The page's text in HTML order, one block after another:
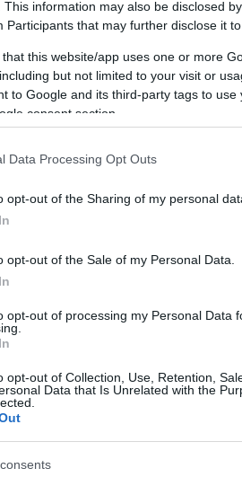
This information may also be disclosed
Participants that may further disclose it
that this website/app uses one or more
but not limited to your visit or
to Google and its third-party tags to
consent section.
Data Processing Opt Outs
opt-out of the Sharing of my personal
opt-out of the Sale of my Personal Data.
opt-out of processing my Personal Data
opt-out of Collection, Use, Retention,
Data that Is Unrelated with the
és dizájnokkal várja az
oldalt
videó, amely részletesen
tippek autók tuningjához.
oldalt
megoldásokat
oldalt
jogi tanácsadást nyújt
oldalt
gyorsszolgálata a 16.
oldalt
EDITORIAL
BY:JOZSFM2026. MÁR 29.
About Us, Authors &
AI marketing website